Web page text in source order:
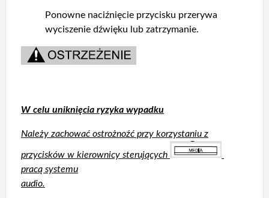
Ponowne naciźnięcie przycisku przerywa
wyciszenie dźwięku lub zatrzymanie.
W celu uniknięcia ryzyka wypadku
Należy zachować ostrożnoźć przy korzystaniu z
przycisków w kierownicy sterujących
pracą systemu
audio.